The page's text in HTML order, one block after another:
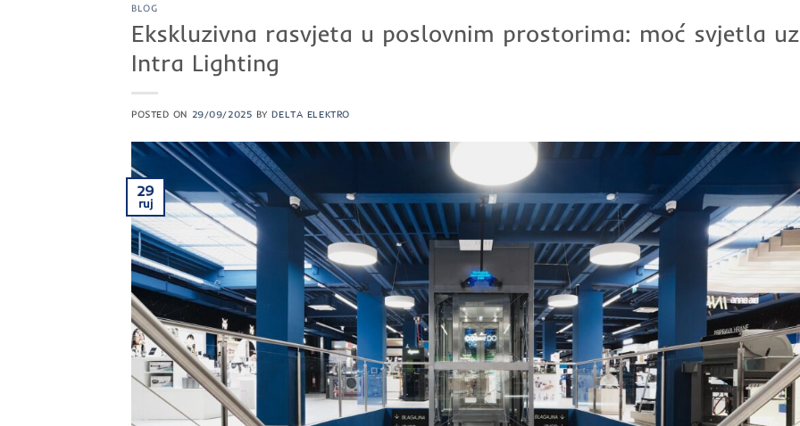
BLOG
Ekskluzivna rasvjeta u poslovnim prostorima: moć svjetla uz
Intra Lighting
POSTED ON 29/09/2025 BYDELTA ELEKTRO
29
ruj